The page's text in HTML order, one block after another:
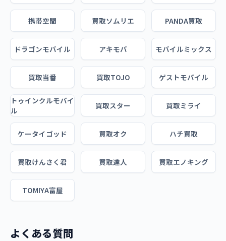
携帯空間 買取ソムリエ PANDA買取
ドラゴンモバイル アキモバ モバイルミックス
買取当番 買取TOJO ゲストモバイル
トゥインクルモバイ
ル
買取スター 買取ミライ
ケータイゴッド 買取オク ハチ買取
買取けんさく君 買取達人 買取エノキング
TOMIYA富屋
よくある質問